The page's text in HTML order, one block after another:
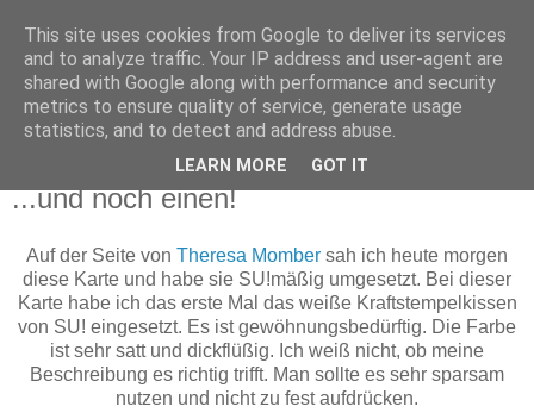
Funny-Pixel
Hier dreht sich alles um und mit Stampin´Up!
Dienstag, 2. März 2010
...und noch einen!
Auf der Seite von Theresa Momber sah ich heute morgen
diese Karte und habe sie SU!mäßig umgesetzt. Bei dieser
Karte habe ich das erste Mal das weiße Kraftstempelkissen
von SU! eingesetzt. Es ist gewöhnungsbedürftig. Die Farbe
ist sehr satt und dickflüßig. Ich weiß nicht, ob meine
Beschreibung es richtig trifft. Man sollte es sehr sparsam
nutzen und nicht zu fest aufdrücken.
This site uses cookies from Google to deliver its services
and to analyze traffic. Your IP address and user-agent are
shared with Google along with performance and security
metrics to ensure quality of service, generate usage
statistics, and to detect and address abuse.
LEARN MORE GOT IT